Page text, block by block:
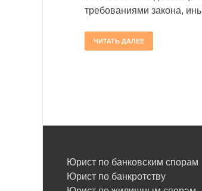
требованиями закона,
ЧИТАТЬ ДАЛЕЕ
Юрист по банковским спорам
Юрист по банкротству